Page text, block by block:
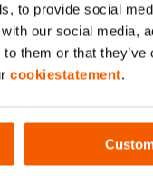
to provide social
our social media,
them or that
cookiestatement.